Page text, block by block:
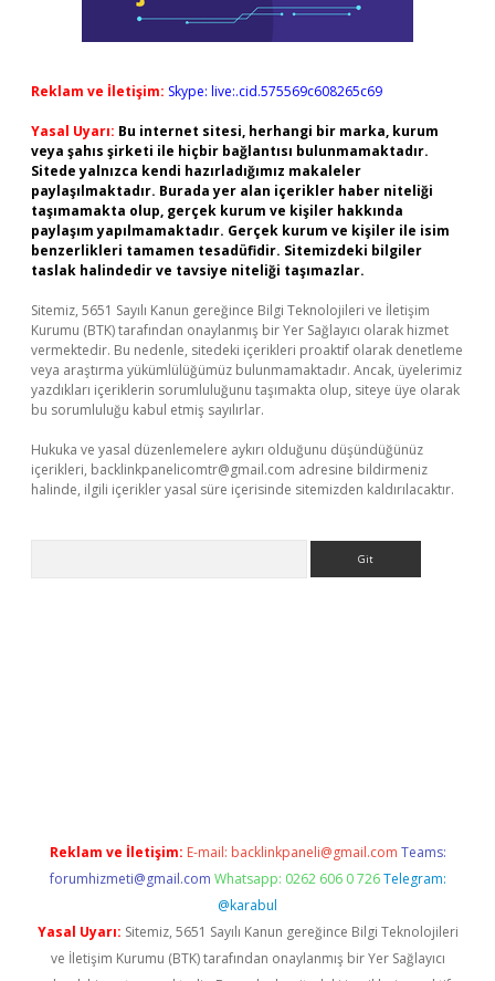
Reklam ve İletişim: Skype: live:.cid.575569c608265c69
Yasal Uyarı: Bu internet sitesi, herhangi bir marka, kurum
veya şahıs şirketi ile hiçbir bağlantısı bulunmamaktadır.
Sitede yalnızca kendi hazırladığımız makaleler
paylaşılmaktadır. Burada yer alan içerikler haber niteliği
taşımamakta olup, gerçek kurum ve kişiler hakkında
paylaşım yapılmamaktadır. Gerçek kurum ve kişiler ile isim
benzerlikleri tamamen tesadüfidir. Sitemizdeki bilgiler
taslak halindedir ve tavsiye niteliği taşımazlar.
Sitemiz, 5651 Sayılı Kanun gereğince Bilgi Teknolojileri ve İletişim
Kurumu (BTK) tarafından onaylanmış bir Yer Sağlayıcı olarak hizmet
vermektedir. Bu nedenle, sitedeki içerikleri proaktif olarak denetleme
veya araştırma yükümlülüğümüz bulunmamaktadır. Ancak, üyelerimiz
yazdıkları içeriklerin sorumluluğunu taşımakta olup, siteye üye olarak
bu sorumluluğu kabul etmiş sayılırlar.
Hukuka ve yasal düzenlemelere aykırı olduğunu düşündüğünüz
içerikleri, backlinkpanelicomtr@gmail.com adresine bildirmeniz
halinde, ilgili içerikler yasal süre içerisinde sitemizden kaldırılacaktır.
Reklam ve İletişim: E-mail: backlinkpaneli@gmail.com Teams:
forumhizmeti@gmail.com Whatsapp: 0262 606 0 726 Telegram:
@karabul
Yasal Uyarı: Sitemiz, 5651 Sayılı Kanun gereğince Bilgi Teknolojileri
ve İletişim Kurumu (BTK) tarafından onaylanmış bir Yer Sağlayıcı